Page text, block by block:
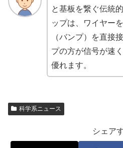
と基板を繋ぐ伝統
ップは、ワイヤー
（バンプ）を直接
プの方が信号が速
優れます。
科学系ニュース
シェア